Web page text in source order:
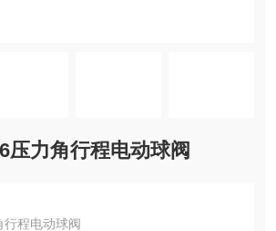
压力角行程电动球阀
行程电动球阀